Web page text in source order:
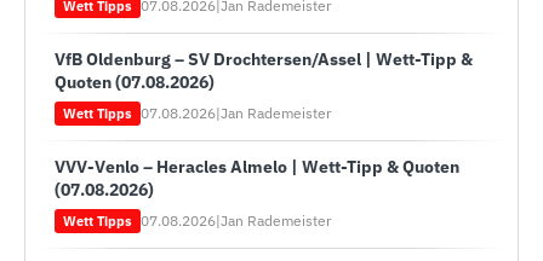
Wett Tipps 07.08.2026|Jan Rademeister
VfB Oldenburg – SV Drochtersen/Assel | Wett-Tipp &
Quoten (07.08.2026)
Wett Tipps 07.08.2026|Jan Rademeister
VVV-Venlo – Heracles Almelo | Wett-Tipp & Quoten
(07.08.2026)
Wett Tipps 07.08.2026|Jan Rademeister